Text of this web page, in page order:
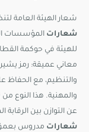
شعار الهيئة العامة
شعارات المؤسسات
للهيئة في حوكمة
معاني عميقة: رمز يشير
والتنظيم، مع
والمهنية. هذا النوع من
عن التوازن بين الرقابة
شعارات مدروس بعمق